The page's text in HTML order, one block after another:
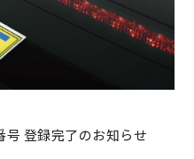
登録完了のお知らせ